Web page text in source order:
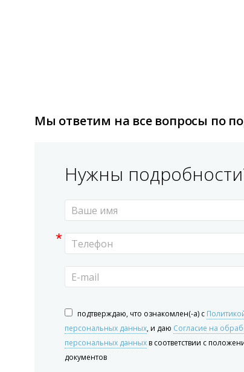
Мы ответим на все вопросы по
Нужны
*
подтверждаю, что ознакомлен(-а) с
персональных данных, и даю Согласие на
персональных данныхв соответствии с
документов